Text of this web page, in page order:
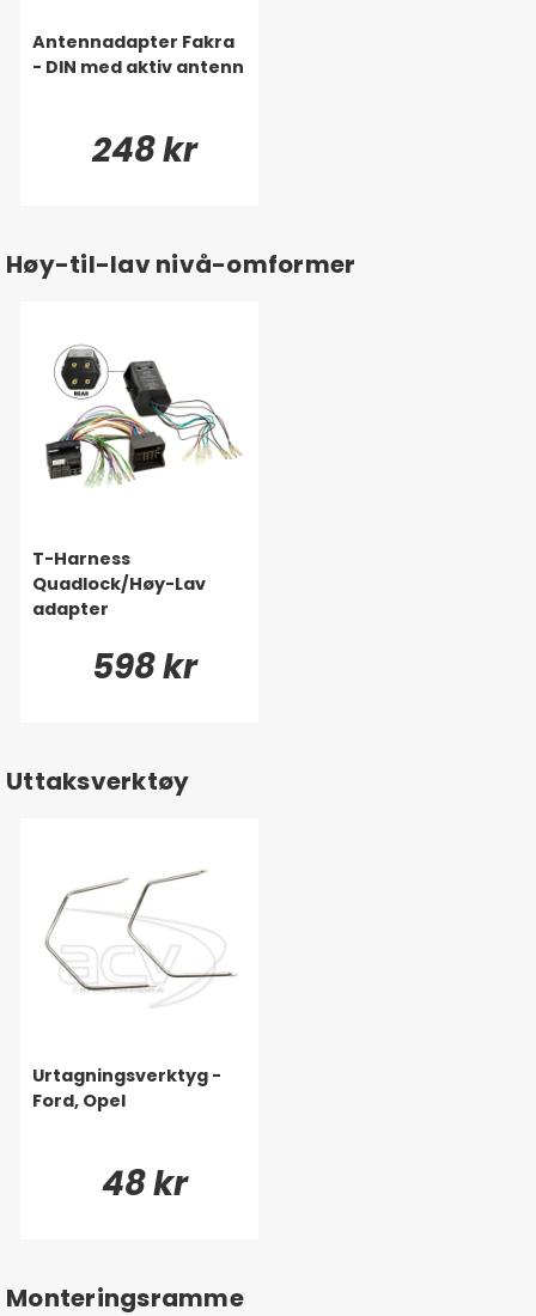
Antennadapter Fakra
- DIN med aktiv antenn
248 kr
Høy-til-lav nivå-omformer
T-Harness
Quadlock/Høy-Lav
adapter
598 kr
Uttaksverktøy
Urtagningsverktyg -
Ford, Opel
48 kr
Monteringsramme